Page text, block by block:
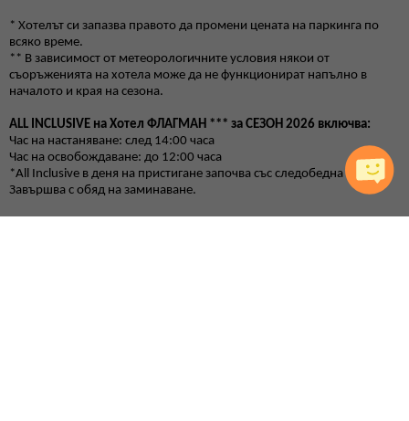
* Хотелът си запазва правото да промени цената на паркинга по
всяко време.
** В зависимост от метеорологичните условия някои от
съоръженията на хотела може да не функционират напълно в
началото и края на сезона.
ALL INCLUSIVE на Хотел ФЛАГМАН *** за СЕЗОН 2026 включва:
Час на настаняване: след 14:00 часа
Час на освобождаване: до 12:00 часа
*All Inclusive в деня на пристигане започва със следобедна закуска.
Завършва с обяд на заминаване.